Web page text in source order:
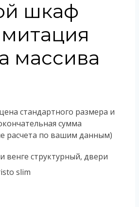
шкаф
массива
стандартного размера и
сумма
расчета по вашим данным)
венге структурный, двери
slim